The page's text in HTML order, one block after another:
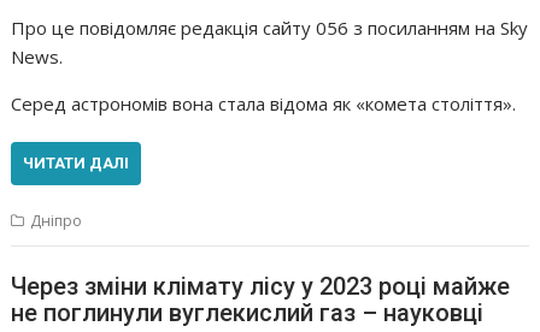
Про це повідомляє редакція сайту 056 з посиланням на Sky
News.
Серед астрономів вона стала відома як «комета століття».
ЧИТАТИ ДАЛІ
Дніпро
Через зміни клімату лісу у 2023 році майже
не поглинули вуглекислий газ – науковці